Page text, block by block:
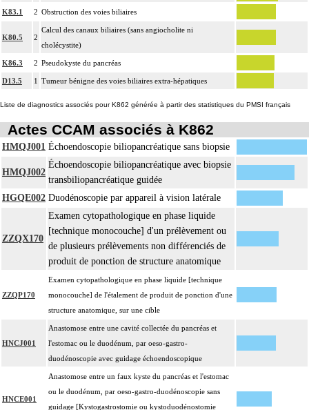
K83.1 2 Obstruction des voies biliaires
K80.5 2
Calcul des canaux biliaires (sans angiocholite ni
cholécystite)
K86.3 2 Pseudokyste du pancréas
D13.5 1 Tumeur bénigne des voies biliaires extra-hépatiques
Liste de diagnostics associés pour K862 générée à partir des statistiques du PMSI français
Actes CCAM associés à K862
HMQJ001 Échoendoscopie biliopancréatique sans biopsie
HMQJ002
Échoendoscopie biliopancréatique avec biopsie
transbiliopancréatique guidée
HGQE002 Duodénoscopie par appareil à vision latérale
ZZQX170
Examen cytopathologique en phase liquide
[technique monocouche] d'un prélèvement ou
de plusieurs prélèvements non différenciés de
produit de ponction de structure anatomique
ZZQP170
Examen cytopathologique en phase liquide [technique
monocouche] de l'étalement de produit de ponction d'une
structure anatomique, sur une cible
HNCJ001
Anastomose entre une cavité collectée du pancréas et
l'estomac ou le duodénum, par oeso-gastro-
duodénoscopie avec guidage échoendoscopique
HNCE001
Anastomose entre un faux kyste du pancréas et l'estomac
ou le duodénum, par oeso-gastro-duodénoscopie sans
guidage [Kystogastrostomie ou kystoduodénostomie